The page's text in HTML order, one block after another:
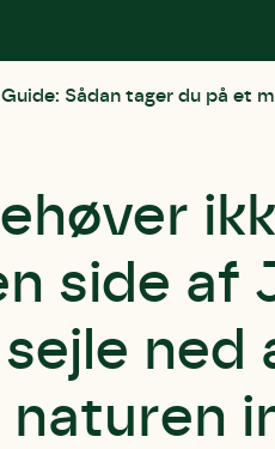
Guide: Sådan tager du på et
side af